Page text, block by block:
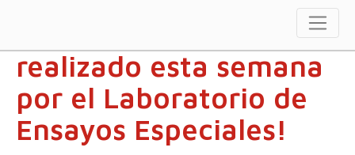
realizado esta semana
por el Laboratorio de
Ensayos Especiales!